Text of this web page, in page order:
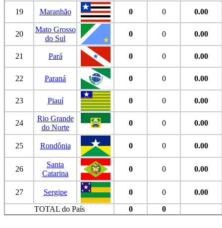
19 Maranhão 0 0 0.00
20
Mato Grosso
do Sul
0 0 0.00
21 Pará 0 0 0.00
22 Paraná 0 0 0.00
23 Piauí 0 0 0.00
24
Rio Grande
do Norte
0 0 0.00
25 Rondônia 0 0 0.00
26
Santa
Catarina
0 0 0.00
27 Sergipe 0 0
0.00
TOTAL do País
0 0